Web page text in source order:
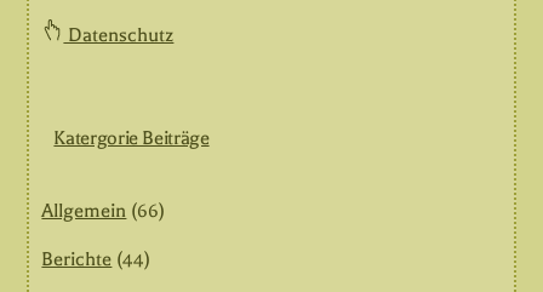
Datenschutz
Katergorie Beiträge
Allgemein (66)
Berichte (44)